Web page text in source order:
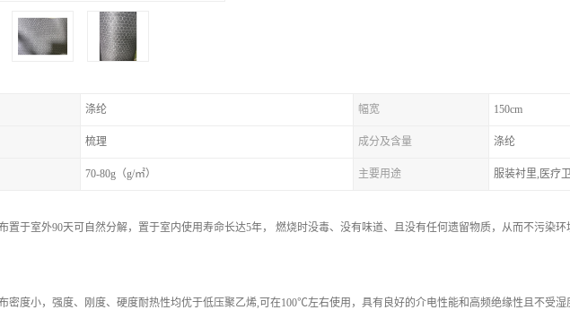
涤纶 幅宽 150cm
梳理 成分及含量 涤纶
70-80g（g/㎡） 主要用途 服装衬里,医疗
置于室外90天可自然分解，置于室内使用寿命长达5年， 燃烧时没毒、没有味道、且没有任何遗留物质，从而不污染
密度小，强度、刚度、硬度耐热性均优于低压聚乙烯,可在100℃左右使用，具有良好的介电性能和高频绝缘性且不受